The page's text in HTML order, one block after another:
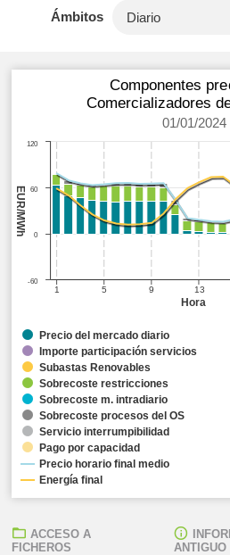
Ámbitos
Hora
EUR/MWh
Componentes
Comercializadores
01/01/2024
1 5 9 13
0
120
-60
60
Precio del mercado diario
Importe participación servicios
Subastas Renovables
Sobrecoste restricciones
Sobrecoste m. intradiario
Sobrecoste procesos del OS
Servicio interrumpibilidad
Pago por capacidad
Precio horario final medio
Energía final
ACCESO A
FICHEROS
ANTIGUO